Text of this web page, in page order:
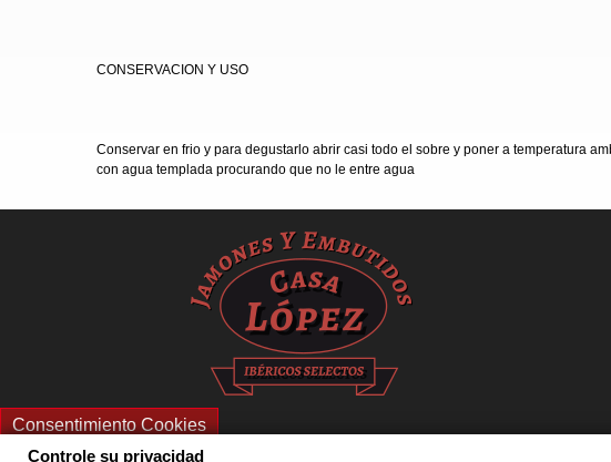
CONSERVACION Y USO
Conservar en frio y para degustarlo abrir casi todo el sobre y poner a temperatura
con agua templada procurando que no le entre agua
Consentimiento Cookies
Controle su privacidad